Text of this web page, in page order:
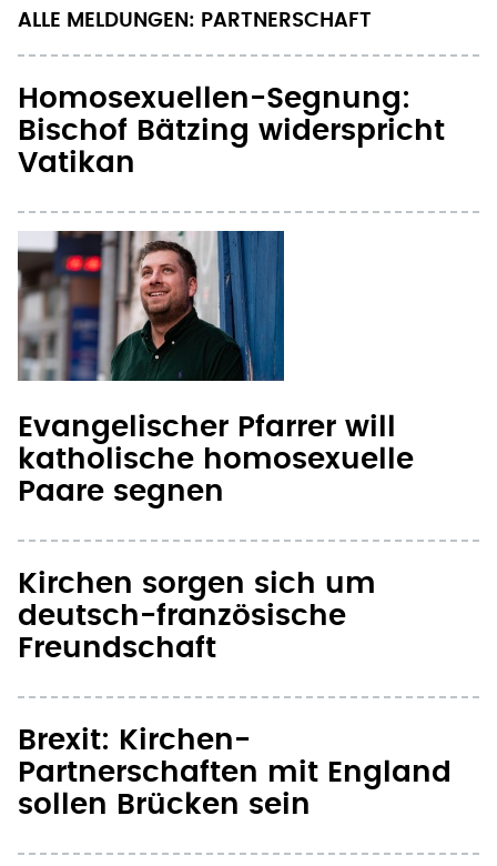
ALLE MELDUNGEN: PARTNERSCHAFT
Homosexuellen-Segnung:
Bischof Bätzing widerspricht
Vatikan
Evangelischer Pfarrer will
katholische homosexuelle
Paare segnen
Kirchen sorgen sich um
deutsch-französische
Freundschaft
Brexit: Kirchen-
Partnerschaften mit England
sollen Brücken sein